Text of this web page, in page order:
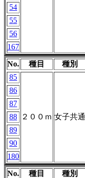
54
55
56
167
No. 種目 種別
85
２００ｍ 女子共通
86
87
88
89
90
180
No. 種目 種別